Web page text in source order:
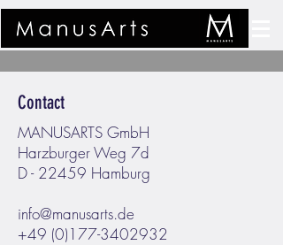
Contact
MANUSARTS GmbH
Harzburger Weg 7d
D - 22459 Hamburg
info@manusarts.de
+49 (0)177-3402932